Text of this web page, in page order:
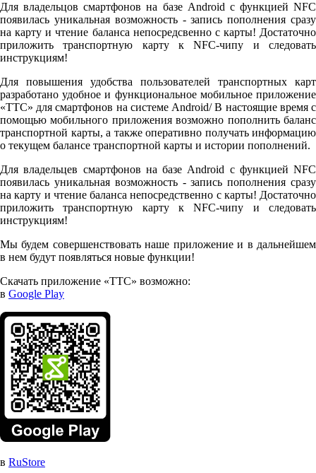
Для владельцов смартфонов на базе Android с функцией NFC
появилась уникальная возможность - запись пополнения сразу
на карту и чтение баланса непосредсвенно с карты! Достаточно
приложить транспортную карту к NFC-чипу и следовать
инструкциям!
Для повышения удобства пользователей транспортных карт
разработано удобное и функциональное мобильное приложение
«ТТС» для смартфонов на системе Android/ В настоящие время с
помощью мобильного приложения возможно пополнить баланс
транспортной карты, а также оперативно получать информацию
о текущем балансе транспортной карты и истории пополнений.
Для владельцев смартфонов на базе Android с функцией NFC
появилась уникальная возможность - запись пополнения сразу
на карту и чтение баланса непосредственно с карты! Достаточно
приложить транспортную карту к NFC-чипу и следовать
инструкциям!
Мы будем совершенствовать наше приложение и в дальнейшем
в нем будут появляться новые функции!
Скачать приложение «ТТС» возможно:
в Google Play
в RuStore